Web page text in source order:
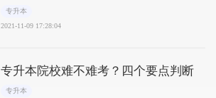
告诉你
专升本
2021-11-09 17:28:04
专升本院校难不难考？四个要点判断
专升本